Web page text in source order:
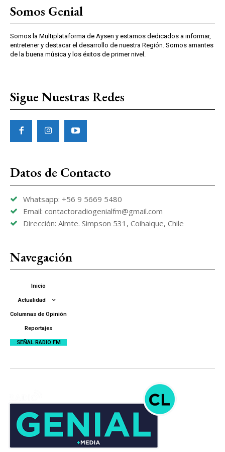
Somos Genial
Somos la Multiplataforma de Aysen y estamos dedicados a informar,
entretener y destacar el desarrollo de nuestra Región. Somos amantes
de la buena música y los éxitos de primer nivel.
Sigue Nuestras Redes
Datos de Contacto
Whatsapp: +56 9 5669 5480
Email: contactoradiogenialfm@gmail.com
Dirección: Almte. Simpson 531, Coihaique, Chile
Navegación
Inicio
Actualidad
Columnas de Opinión
Reportajes
SEÑAL RADIO FM